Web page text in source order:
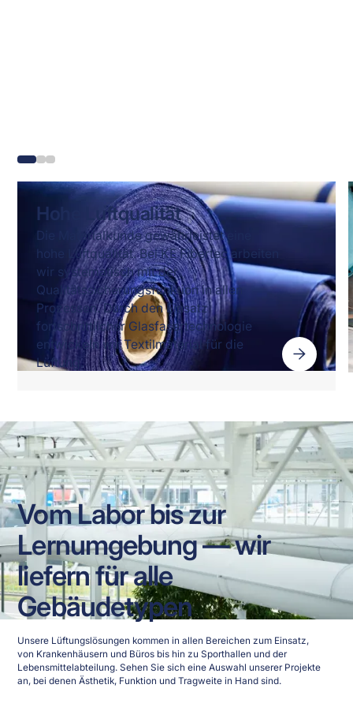
Hohe Luftqualität
Die Materialkunde gewährleistet eine
hohe Luftqualität. Bei KE Fibertec arbeiten
wir systematisch mit der
Qualitätssicherungsfunktion in allen
Prozessen. Durch den Einsatz
fortschrittlicher Glasfasertechnologie
entwickeln wir Textilmaterial für die
Lüftung.
Vom Labor bis zur
Lernumgebung — wir
liefern für alle
Gebäudetypen
Unsere Lüftungslösungen kommen in allen Bereichen zum Einsatz,
von Krankenhäusern und Büros bis hin zu Sporthallen und der
Lebensmittelabteilung. Sehen Sie sich eine Auswahl unserer Projekte
an, bei denen Ästhetik, Funktion und Tragweite in Hand sind.